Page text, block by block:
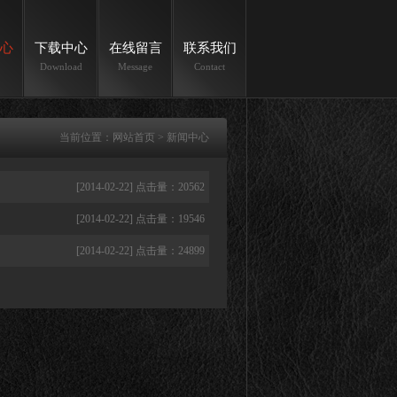
下载中心
Download
在线留言
Message
联系我们
Contact
当前位置： 网站首页 > 新闻中心
[2014-02-22] 点击量：20562
[2014-02-22] 点击量：19546
[2014-02-22] 点击量：24899